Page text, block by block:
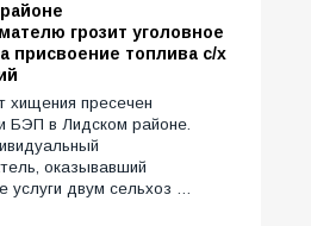
грозит уголовное
присвоение топлива с/х
хищения пресечен
БЭП в Лидском районе.
оказывавший
услуги двум сельхоз …